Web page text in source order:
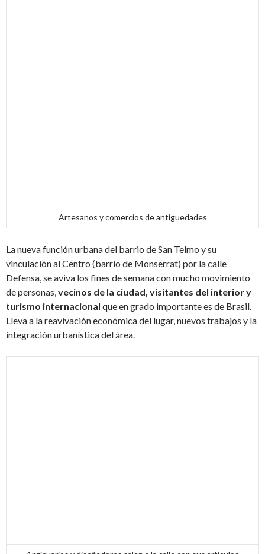
Artesanos y comercios de antiguedades
La nueva función urbana del barrio de San Telmo y su
vinculación al Centro (barrio de Monserrat) por la calle
Defensa, se aviva los fines de semana con mucho movimiento
de personas,vecinos de la ciudad, visitantes del interior y
turismo internacional que en grado importante es de Brasil.
Lleva a la reavivación económica del lugar, nuevos trabajos y la
integración urbanística del área.